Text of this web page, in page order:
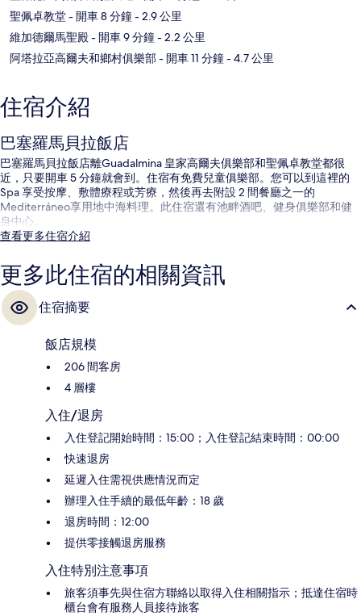
聖佩卓教堂- 開車 8 分鐘- 2.9 公里
維加德爾馬聖殿- 開車 9 分鐘- 2.2 公里
阿塔拉亞高爾夫和鄉村俱樂部- 開車 11 分鐘- 4.7 公里
住宿介紹
巴塞羅馬貝拉飯店
巴塞羅馬貝拉飯店離Guadalmina 皇家高爾夫俱樂部和聖佩卓教堂都很
近，只要開車 5 分鐘就會到。住宿有免費兒童俱樂部。您可以到這裡的
Spa 享受按摩、敷體療程或芳療，然後再去附設 2 間餐廳之一的
Mediterráneo享用地中海料理。此住宿還有池畔酒吧、健身俱樂部和健
身中心。
查看更多住宿介紹
更多此住宿的相關資訊
住宿摘要
飯店規模
206 間客房
4 層樓
入住/退房
入住登記開始時間：15:00；入住登記結束時間：00:00
快速退房
延遲入住需視供應情況而定
辦理入住手續的最低年齡：18 歲
退房時間：12:00
提供零接觸退房服務
入住特別注意事項
旅客須事先與住宿方聯絡以取得入住相關指示；抵達住宿時
櫃台會有服務人員接待旅客